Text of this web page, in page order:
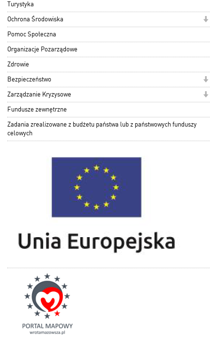
Turystyka
Ochrona Środowiska
Pomoc Społeczna
Organizacje Pozarządowe
Zdrowie
Bezpieczeństwo
Zarządzanie Kryzysowe
Fundusze zewnętrzne
Zadania zrealizowane z budżetu państwa lub z państwowych funduszy
celowych